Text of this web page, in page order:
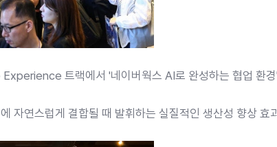
트랙에서 '네이버웍스 AI로 완성하는 협업 환
자연스럽게 결합될 때 발휘하는 실질적인 생산성 향상 효